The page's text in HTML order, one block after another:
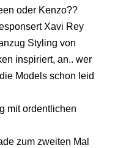
oder Kenzo??
Xavi Rey
Styling von
inspiriert, an.. wer
Models schon leid
mit ordentlichen
zum zweiten Mal